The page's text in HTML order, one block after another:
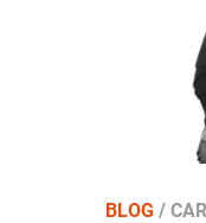
BLOG /